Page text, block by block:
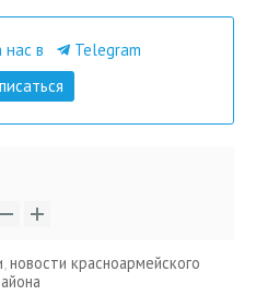
в
Telegram
,новости красноармейского